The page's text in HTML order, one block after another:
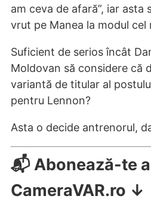
am ceva de afară”, iar asta
vrut pe Manea la modul cel
Suficient de serios încât
Moldovan să considere că
variantă de titular al
pentru Lennon?
Asta o decide antrenorul,
📬 Abonează-te
CameraVAR.ro